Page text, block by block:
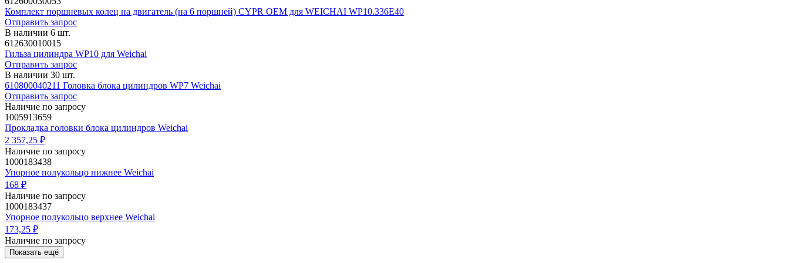
Комплект поршневых колец на двигатель (на 6 поршней) CYPR OEM для WEICHAI WP10.336E40
Отправить запрос
В наличии 6 шт.
612630010015
Гильза цилиндра WP10 для Weichai
Отправить запрос
В наличии 30 шт.
610800040211 Головка блока цилиндров WP7 Weichai
Отправить запрос
Наличие по запросу
1005913659
Прокладка головки блока цилиндров Weichai
2 357,25 ₽
Наличие по запросу
1000183438
Упорное полукольцо нижнее Weichai
168 ₽
Наличие по запросу
1000183437
Упорное полукольцо верхнее Weichai
173,25 ₽
Наличие по запросу
Показать ещё